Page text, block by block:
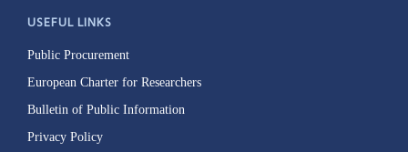
USEFUL LINKS
Public Procurement
European Charter for Researchers
Bulletin of Public Information
Privacy Policy